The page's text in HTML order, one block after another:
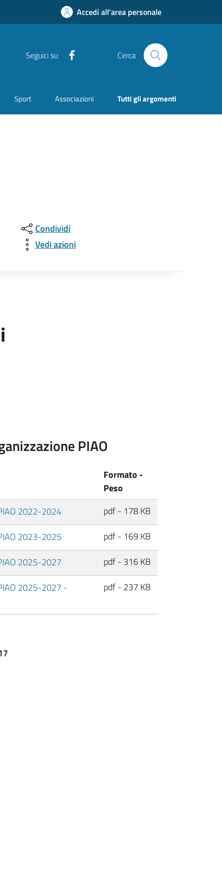
Accedi all'area personale
Seguici su Cerca
Sport Associazioni Tutti gli argomenti
Condividi
Vedi azioni
PIAO
Formato -
Peso
2022-2024
pdf - 178 KB
2023-2025
pdf - 169 KB
2025-2027
pdf - 316 KB
2025-2027 -
pdf - 237 KB